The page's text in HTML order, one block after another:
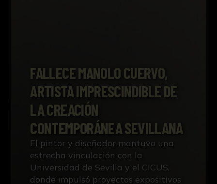
FALLECE MANOLO CUERVO,
ARTISTA IMPRESCINDIBLE DE
LA CREACIÓN
CONTEMPORÁNEA SEVILLANA
El pintor y diseñador mantuvo una
estrecha vinculación con la
Universidad de Sevilla y el CICUS,
donde impulsó proyectos expositivos